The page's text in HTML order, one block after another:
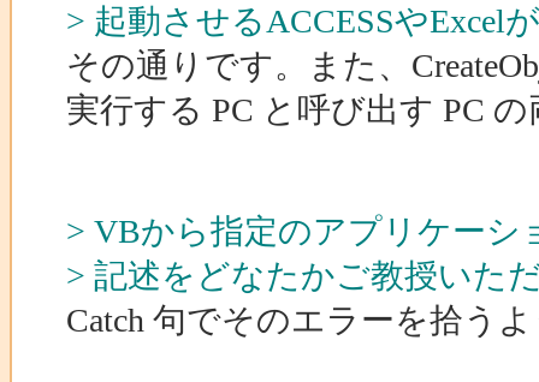
> 起動させるACCESSや
その通りです。また、
実行する PC と呼び出す PC
> VBから指定のアプリケー
> 記述をどなたかご教授いた
Catch 句でそのエラーを拾う